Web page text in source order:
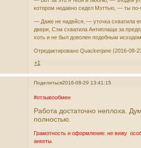
котором недавно сидел Мэттью, — ты по-
— Даже не надейся, — уточка схватила
двери, Сэм схватила Антиплаща за
хоть и не был доволен подобным
Отредактировано Quackerjane (2016-08-
+1
Поделиться2016-08-29 13:41:15
#отзывообмен
Работа достаточно неплоха.
полностью.
Грамотность и оформление: не вижу
анкеты